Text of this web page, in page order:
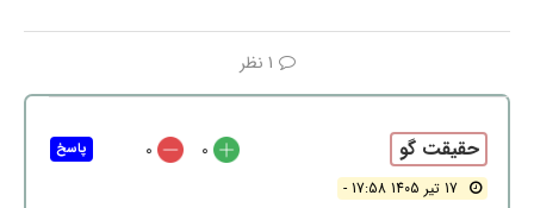
1 نظر
حقیقت گو
17 تیر 1405 17:58 -
0
0 پاسخ